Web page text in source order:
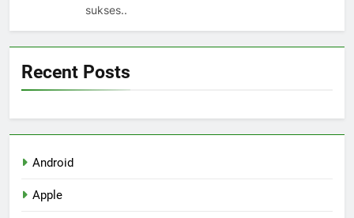
sukses..
Recent Posts
Android
Apple